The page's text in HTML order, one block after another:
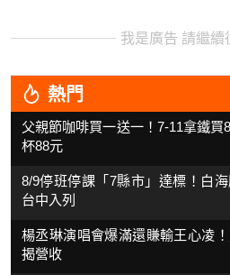
我是廣告 請繼續
熱門
父親節咖啡買一送一！7-11拿鐵
杯88元
8/9停班停課「7縣市」達標！白
台中入列
楊丞琳演唱會爆滿還賺輸王心凌
揭營收